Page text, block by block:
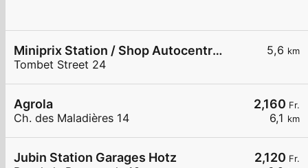
5,6 km
Miniprix Station / Shop Autocentre Peseux SA
Tombet Street 24
2,160 Fr.
6,1 km
Agrola
Ch. des Maladières 14
2,120 Fr.
Jubin Station Garages Hotz